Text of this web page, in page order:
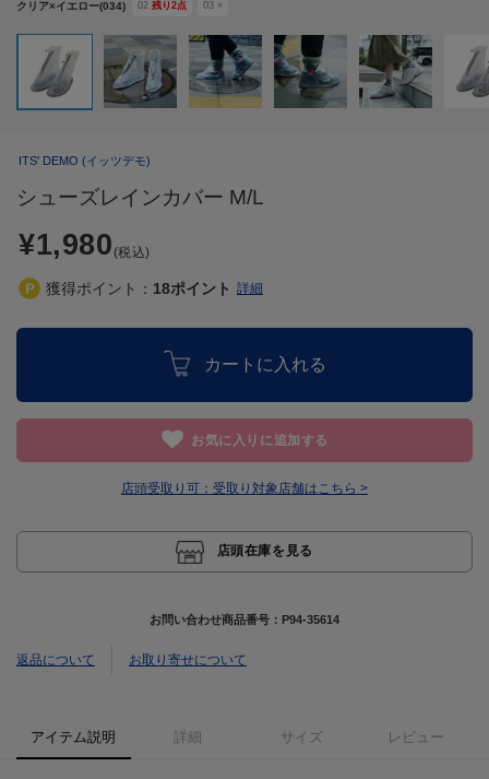
クリア×イエロー(034) 02 残り 2点 03 ×
ITS' DEMO (イッツデモ)
シューズレインカバー M/L
¥1,980 (税込)
獲得ポイント： 18ポイント 詳細
カートに入れる
お気に入りに追加する
店頭受取り可： 受取り対象店舗はこちら >
店頭在庫を見る
お問い合わせ商品番号： P94-35614
返品について お取り寄せについて
アイテム説明 詳細 サイズ レビュー